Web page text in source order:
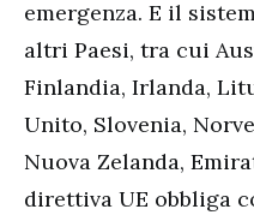
emergenza. E il
altri Paesi, tra cui
Finlandia, Irlanda,
Unito, Slovenia,
Nuova Zelanda,
direttiva UE obbliga